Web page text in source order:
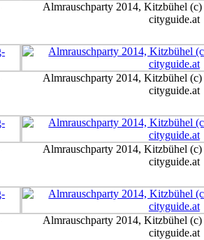
Almrauschparty 2014, Kitzbühel
cityguide.at
Almrauschparty 2014, Kitzbühel
cityguide.at
Almrauschparty 2014, Kitzbühel
cityguide.at
Almrauschparty 2014, Kitzbühel
cityguide.at